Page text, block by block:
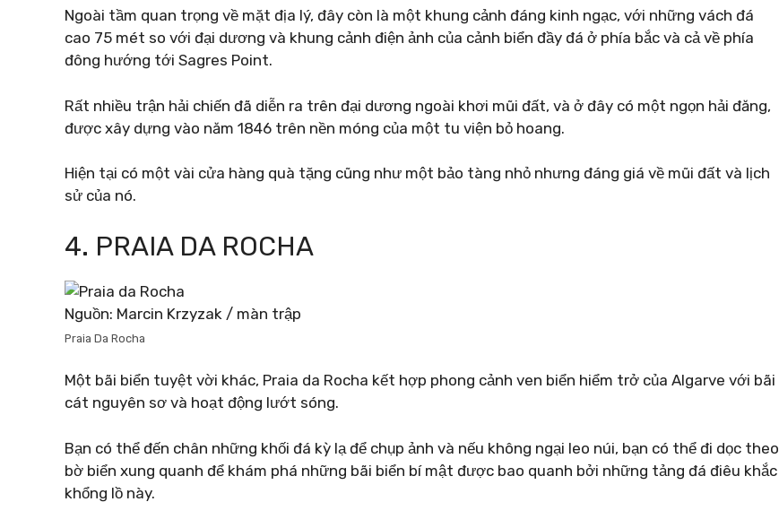
Ngoài tầm quan trọng về mặt địa lý, đây còn là một khung cảnh đáng kinh ngạc, với những vách đá
cao 75 mét so với đại dương và khung cảnh điện ảnh của cảnh biển đầy đá ở phía bắc và cả về phía
đông hướng tới Sagres Point.
Rất nhiều trận hải chiến đã diễn ra trên đại dương ngoài khơi mũi đất, và ở đây có một ngọn hải đăng,
được xây dựng vào năm 1846 trên nền móng của một tu viện bỏ hoang.
Hiện tại có một vài cửa hàng quà tặng cũng như một bảo tàng nhỏ nhưng đáng giá về mũi đất và lịch
sử của nó.
4. PRAIA DA ROCHA
Nguồn: Marcin Krzyzak / màn trập
Praia Da Rocha
Một bãi biển tuyệt vời khác, Praia da Rocha kết hợp phong cảnh ven biển hiểm trở của Algarve với bãi
cát nguyên sơ và hoạt động lướt sóng.
Bạn có thể đến chân những khối đá kỳ lạ để chụp ảnh và nếu không ngại leo núi, bạn có thể đi dọc theo
bờ biển xung quanh để khám phá những bãi biển bí mật được bao quanh bởi những tảng đá điêu khắc
khổng lồ này.